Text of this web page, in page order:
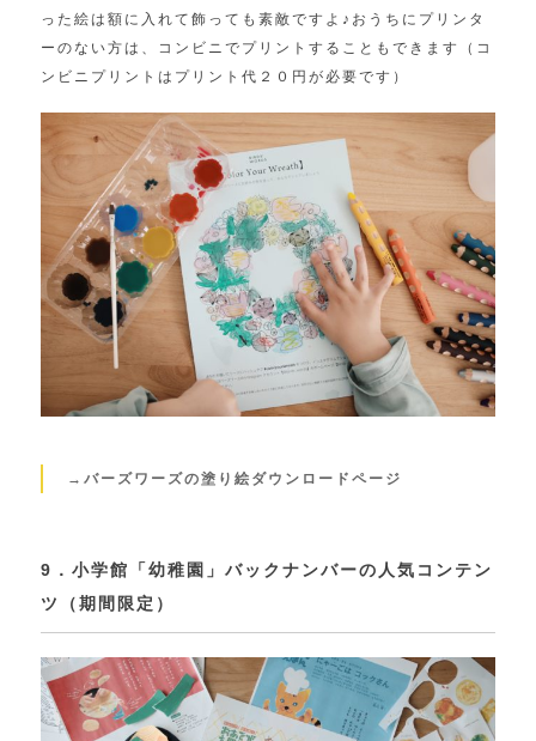
った絵は額に入れて飾っても素敵ですよ♪おうちにプリンタ
ーのない方は、コンビニでプリントすることもできます（コ
ンビニプリントはプリント代２０円が必要です）
→バーズワーズの塗り絵ダウンロードページ
9．小学館「幼稚園」バックナンバーの人気コンテン
ツ（期間限定）